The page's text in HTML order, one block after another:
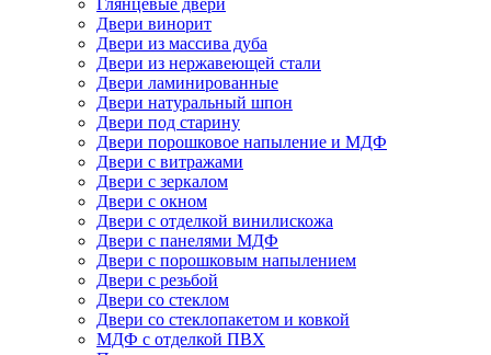
Глянцевые двери
Двери винорит
Двери из массива дуба
Двери из нержавеющей стали
Двери ламинированные
Двери натуральный шпон
Двери под старину
Двери порошковое напыление и МДФ
Двери с витражами
Двери с зеркалом
Двери с окном
Двери с отделкой винилискожа
Двери с панелями МДФ
Двери с порошковым напылением
Двери с резьбой
Двери со стеклом
Двери со стеклопакетом и ковкой
МДФ с отделкой ПВХ